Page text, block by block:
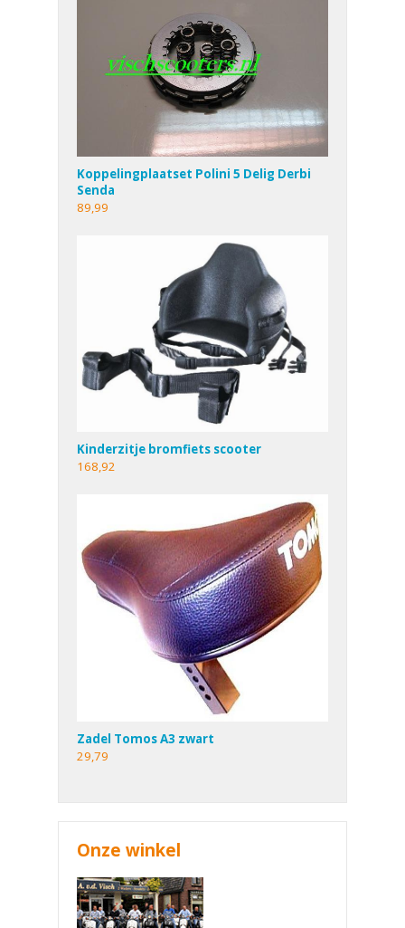
Koppelingplaatset Polini 5 Delig Derbi
Senda
89,99
Kinderzitje bromfiets scooter
168,92
Zadel Tomos A3 zwart
29,79
Onze winkel